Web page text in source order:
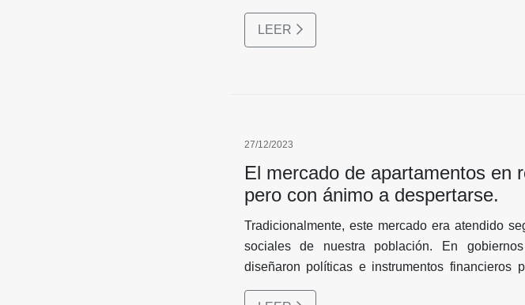
vivir desorientado de manera permanente, con
que en algún momento lo bajen a la habitación,
recuperación. La demanda natural y real por
LEER
27/12/2023
El mercado de apartamentos en
pero con ánimo a despertarse.
Tradicionalmente, este mercado era atendido
sociales de nuestra población. En
diseñaron políticas e instrumentos financieros
necesidades de vivienda según el nivel